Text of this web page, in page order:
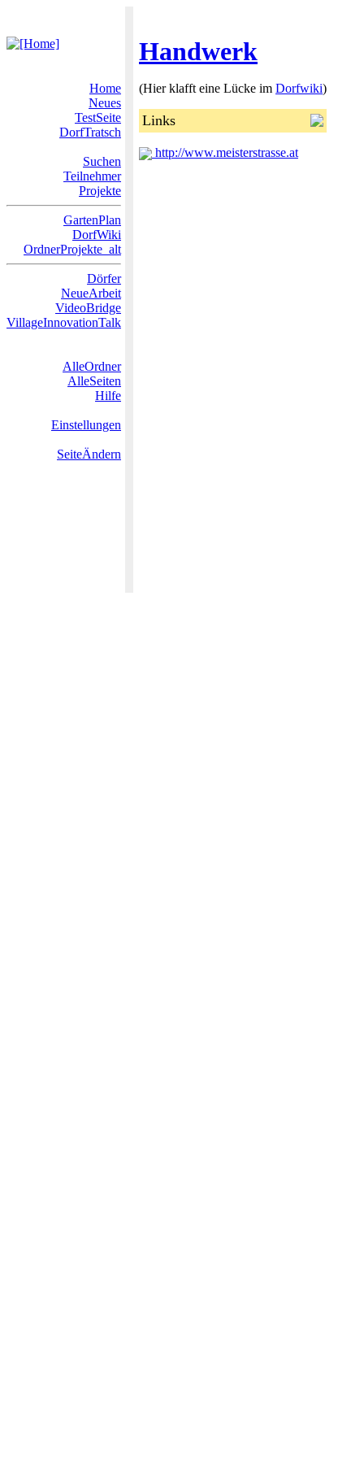
Handwerk
Home
Neues
TestSeite
DorfTratsch
Suchen
Teilnehmer
Projekte
GartenPlan
DorfWiki
OrdnerProjekte_alt
Dörfer
NeueArbeit
VideoBridge
VillageInnovationTalk
AlleOrdner
AlleSeiten
Hilfe
Einstellungen
SeiteÄndern
(Hier klafft eine Lücke im Dorfwiki)
Links
http://www.meisterstrasse.at